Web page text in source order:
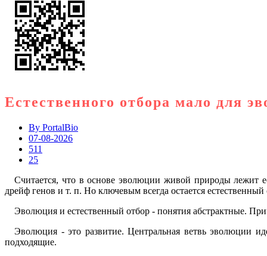
Естественного отбора мало для
By PortalBio
07-08-2026
511
25
Считается, что в основе эволюции живой природы лежит
дрейф генов и т. п. Но ключевым всегда остается естественный
Эволюция и естественный отбор - понятия абстрактные.
Эволюция - это развитие. Центральная ветвь эволюции
подходящие.